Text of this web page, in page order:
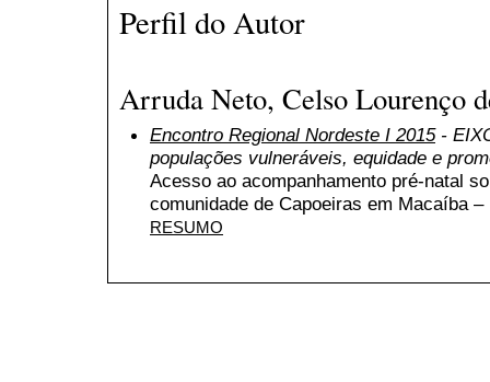
Perfil do Autor
Arruda Neto, Celso Lourenço
Encontro Regional Nordeste I 2015-
populações vulneráveis, equidade e
Acesso ao acompanhamento pré-natal
comunidade de Capoeiras em Macaíba –
RESUMO